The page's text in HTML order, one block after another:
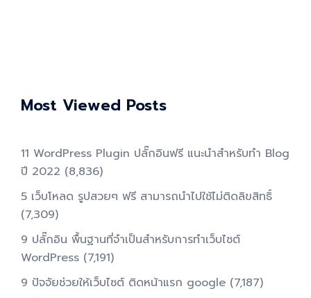
Most Viewed Posts
11 WordPress Plugin ปลั๊กอินฟรี แนะนำสำหรับทำ Blog
ปี 2022 (8,836)
5 เว็บโหลด รูปสวยๆ ฟรี สามารถนำไปใช้ไม่ติดลิขสิทธิ์
(7,309)
9 ปลั๊กอิน พื้นฐานที่จำเป็นสำหรับการทําเว็บไซต์
WordPress (7,191)
9 ปัจจัยช่วยให้เว็บไซต์ ติดหน้าแรก google (7,187)